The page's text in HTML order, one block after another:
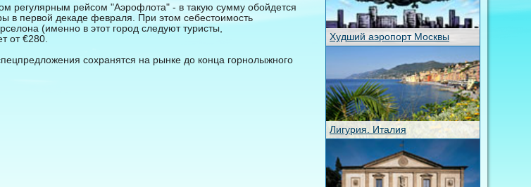
регулярным рейсом "Аэрофлота" - в такую сумму обойдется
в первой декаде февраля. При этом себестоимость
(именно в этот город следуют туристы,
от €280.
сохранятся на рынке до конца горнолыжного
Худший аэропорт Москвы
Лигурия. Италия